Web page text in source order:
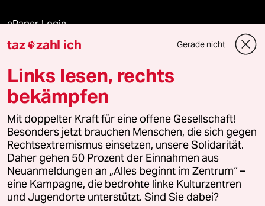
ePaper Login
Downloads für Abonnierende
© 2026 taz Verlags und Vertriebs GmbH
Alle Rechte vorbehalten. Bei rechtlichen Fragen oder für Genehmigungen
wenden Sie sich bitte an lizenzen@taz.de
Feedback Redaktionsstatut Kommune-Richtlinien
Leitlinie Informant Datenschutz Impressum AGB
taz zahl ich Gerade nicht
Links lesen, rechts
bekämpfen
Mit doppelter Kraft für eine offene Gesellschaft!
Besonders jetzt brauchen Menschen, die sich gegen
Rechtsextremismus einsetzen, unsere Solidarität.
Daher gehen 50 Prozent der Einnahmen aus
Neuanmeldungen an „Alles beginnt im Zentrum“ –
eine Kampagne, die bedrohte linke Kulturzentren
und Jugendorte unterstützt. Sind Sie dabei?